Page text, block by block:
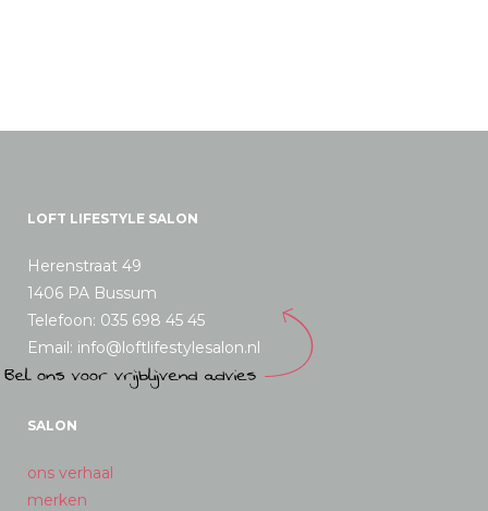
LOFT LIFESTYLE SALON
Herenstraat 49
1406 PA Bussum
Telefoon: 035 698 45 45
Email: info@loftlifestylesalon.nl
SALON
ons verhaal
merken